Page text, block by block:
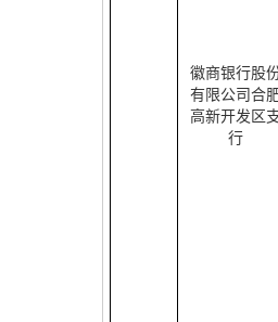
徽商银行股
有限公司合
高新开发区
行